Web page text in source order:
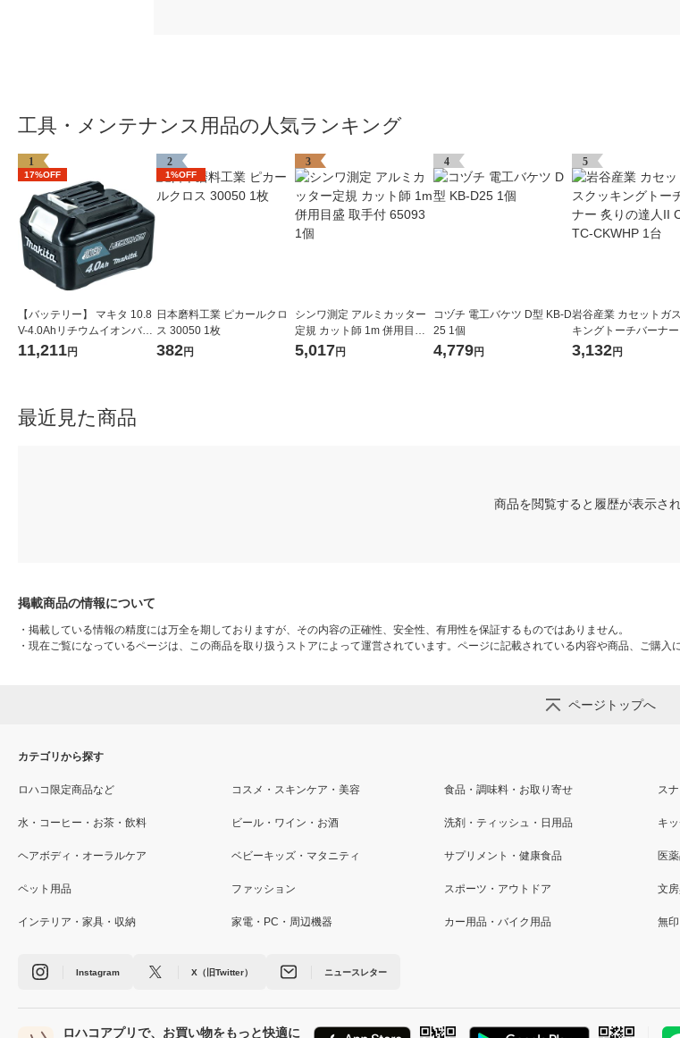
工具・メンテナンス用品の人気ランキング
1
17%OFF
【バッテリー】 マキタ 10.8
V-4.0Ahリチウムイオンバッ
テリ A-59863 BL1040B 1個
11,211円
2
1%OFF
日本磨料工業 ピカールクロ
ス 30050 1枚
382円
3
シンワ測定 アルミカッター
定規 カット師 1m 併用目盛
取手付 65093 1個
5,017円
4
コヅチ 電工バケツ D型 KB-D
25 1個
4,779円
5
岩谷産業 カセットガ
キングトーチバーナ
の達人II CB-TC-
3,132円
最近見た商品
商品を閲覧すると履歴が表示さ
掲載商品の情報について
・ 掲載している情報の精度には万全を期しておりますが、その内容の正確性、安全性、有用性を保証するものではありません。
・ 現在ご覧になっているページは、この商品を取り扱うストアによって運営されています。ページに記載されている内容や商品、ご購入
ページトップへ
カテゴリから探す
ロハコ限定商品など コスメ・スキンケア・美容 食品・調味料・お取り寄せ ス
水・コーヒー・お茶・飲料 ビール・ワイン・お酒 洗剤・ティッシュ・日用品 キ
ヘアボディ・オーラルケア ベビーキッズ・マタニティ サプリメント・健康食品 医
ペット用品 ファッション スポーツ・アウトドア 文
インテリア・家具・収納 家電・PC・周辺機器 カー用品・バイク用品 無
Instagram X（旧Twitter） ニュースレター
ロハコアプリで、お買い物をもっと快適に